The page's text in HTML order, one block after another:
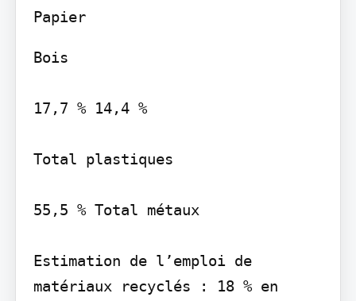
Papier
Bois
17,7 % 14,4 %
Total plastiques
55,5 % Total métaux
Estimation de l’emploi de
matériaux recyclés : 18 % en